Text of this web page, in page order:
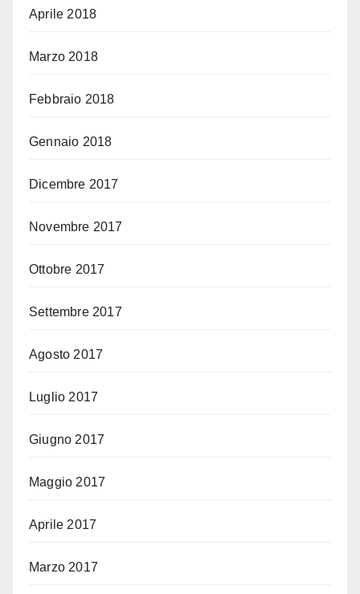
Aprile 2018
Marzo 2018
Febbraio 2018
Gennaio 2018
Dicembre 2017
Novembre 2017
Ottobre 2017
Settembre 2017
Agosto 2017
Luglio 2017
Giugno 2017
Maggio 2017
Aprile 2017
Marzo 2017